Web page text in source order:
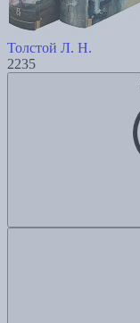
Толстой Л. Н.
2235